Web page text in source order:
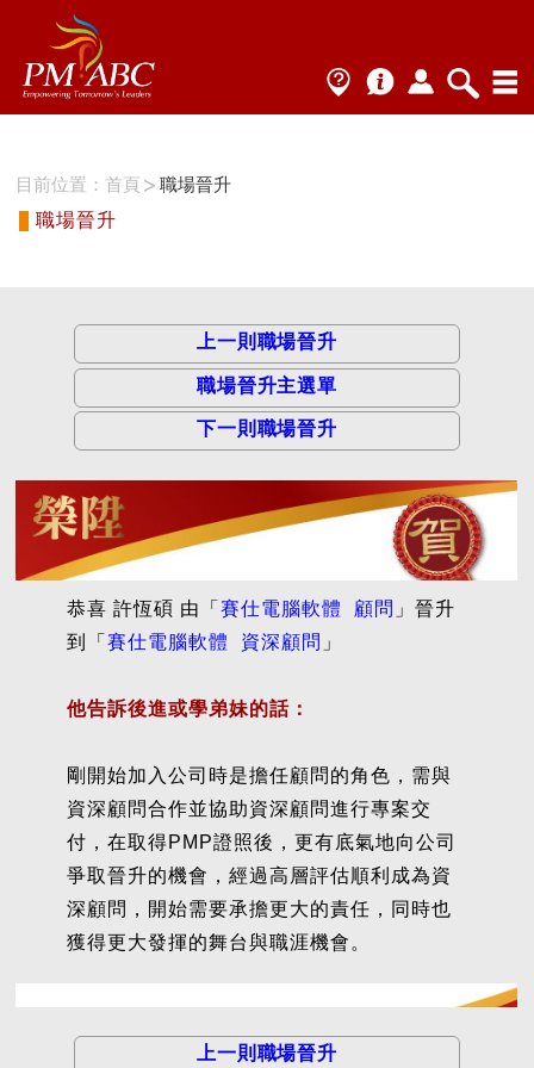
目前位置：首頁
職場晉升
職場晉升
上一則職場晉升
職場晉升主選單
下一則職場晉升
恭喜 許恆碩 由「 賽仕電腦軟體 顧問 」晉升
到「 賽仕電腦軟體 資深顧問 」
他告訴後進或學弟妹的話：
剛開始加入公司時是擔任顧問的角色，需與
資深顧問合作並協助資深顧問進行專案交
付，在取得PMP證照後，更有底氣地向公司
爭取晉升的機會，經過高層評估順利成為資
深顧問，開始需要承擔更大的責任，同時也
獲得更大發揮的舞台與職涯機會。
上一則職場晉升